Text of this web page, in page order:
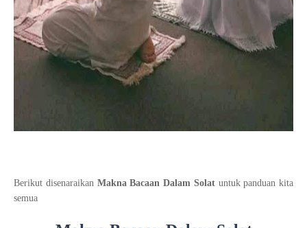
Berikut disenaraikan Makna Bacaan Dalam Solatuntuk panduan kita
semua